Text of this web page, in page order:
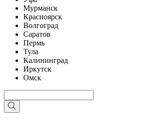
Мурманск
Красноярск
Волгоград
Саратов
Пермь
Тула
Калининград
Иркутск
Омск